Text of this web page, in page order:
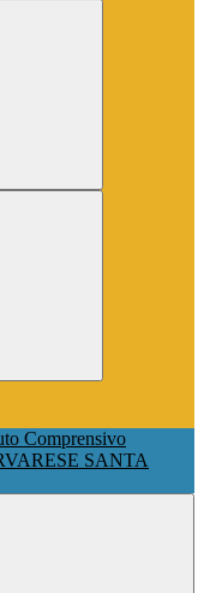
Comprensivo
SANTA